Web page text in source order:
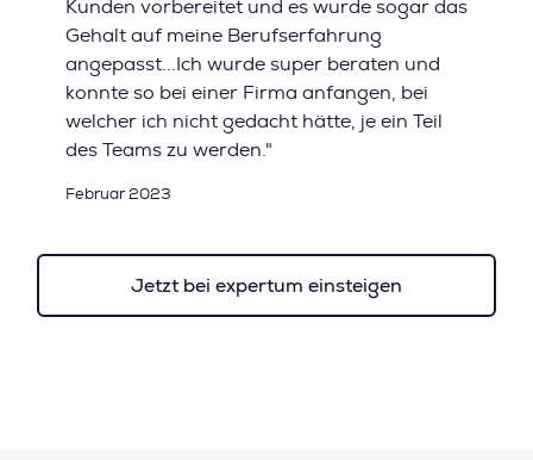
Kunden vorbereitet und es wurde sogar das
Gehalt auf meine Berufserfahrung
angepasst...Ich wurde super beraten und
konnte so bei einer Firma anfangen, bei
welcher ich nicht gedacht hätte, je ein Teil
des Teams zu werden."
Februar 2023
Jetzt bei expertum einsteigen